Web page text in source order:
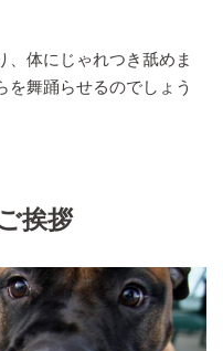
、体にじゃれつき舐めま
を舞踊らせるのでしょう
挨拶